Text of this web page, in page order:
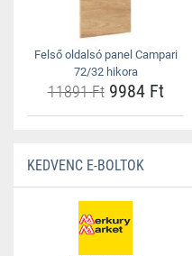
Felső oldalsó panel Campari
72/32 hikora
11891 Ft9984 Ft
KEDVENC E-BOLTOK